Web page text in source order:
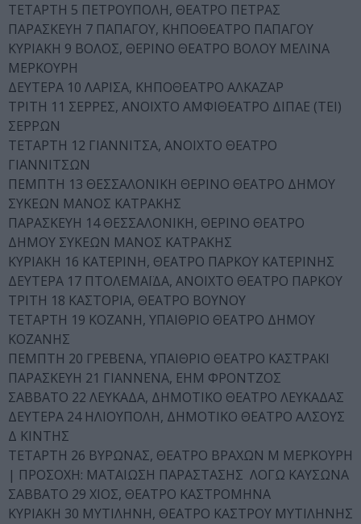
ΤΕΤΑΡΤΗ 5 ΠΕΤΡΟΥΠΟΛΗ, ΘΕΑΤΡΟ ΠΕΤΡΑΣ
ΠΑΡΑΣΚΕΥΗ 7 ΠΑΠΑΓΟΥ, ΚΗΠΟΘΕΑΤΡΟ ΠΑΠΑΓΟΥ
ΚΥΡΙΑΚΗ 9 ΒΟΛΟΣ, ΘΕΡΙΝΟ ΘΕΑΤΡΟ ΒΟΛΟΥ ΜΕΛΙΝΑ
ΜΕΡΚΟΥΡΗ
ΔΕΥΤΕΡΑ 10 ΛΑΡΙΣΑ, ΚΗΠΟΘΕΑΤΡΟ ΑΛΚΑΖΑΡ
ΤΡΙΤΗ 11 ΣΕΡΡΕΣ, ΑΝΟΙΧΤΟ ΑΜΦΙΘΕΑΤΡΟ ΔΙΠΑΕ (ΤΕΙ)
ΣΕΡΡΩΝ
ΤΕΤΑΡΤΗ 12 ΓΙΑΝΝΙΤΣΑ, ΑΝΟΙΧΤΟ ΘΕΑΤΡΟ
ΓΙΑΝΝΙΤΣΩΝ
ΠΕΜΠΤΗ 13 ΘΕΣΣΑΛΟΝΙΚΗ ΘΕΡΙΝΟ ΘΕΑΤΡΟ ΔΗΜΟΥ
ΣΥΚΕΩΝ ΜΑΝΟΣ ΚΑΤΡΑΚΗΣ
ΠΑΡΑΣΚΕΥΗ 14 ΘΕΣΣΑΛΟΝΙΚΗ, ΘΕΡΙΝΟ ΘΕΑΤΡΟ
ΔΗΜΟΥ ΣΥΚΕΩΝ ΜΑΝΟΣ ΚΑΤΡΑΚΗΣ
ΚΥΡΙΑΚΗ 16 ΚΑΤΕΡΙΝΗ, ΘΕΑΤΡΟ ΠΑΡΚΟΥ ΚΑΤΕΡΙΝΗΣ
ΔΕΥΤΕΡΑ 17 ΠΤΟΛΕΜΑΪΔΑ, ΑΝΟΙΧΤΟ ΘΕΑΤΡΟ ΠΑΡΚΟΥ
ΤΡΙΤΗ 18 ΚΑΣΤΟΡΙΑ, ΘΕΑΤΡΟ ΒΟΥΝΟΥ
ΤΕΤΑΡΤΗ 19 ΚΟΖΑΝΗ, ΥΠΑΙΘΡΙΟ ΘΕΑΤΡΟ ΔΗΜΟΥ
ΚΟΖΑΝΗΣ
ΠΕΜΠΤΗ 20 ΓΡΕΒΕΝΑ, ΥΠΑΙΘΡΙΟ ΘΕΑΤΡΟ ΚΑΣΤΡΑΚΙ
ΠΑΡΑΣΚΕΥΗ 21 ΓΙΑΝΝΕΝΑ, ΕΗΜ ΦΡΟΝΤΖΟΣ
ΣΑΒΒΑΤΟ 22 ΛΕΥΚΑΔΑ, ΔΗΜΟΤΙΚΟ ΘΕΑΤΡΟ ΛΕΥΚΑΔΑΣ
ΔΕΥΤΕΡΑ 24 ΗΛΙΟΥΠΟΛΗ, ΔΗΜΟΤΙΚΟ ΘΕΑΤΡΟ ΑΛΣΟΥΣ
Δ ΚΙΝΤΗΣ
ΤΕΤΑΡΤΗ 26 ΒΥΡΩΝΑΣ, ΘΕΑΤΡΟ ΒΡΑΧΩΝ Μ ΜΕΡΚΟΥΡΗ
| ΠΡΟΣΟΧΗ: ΜΑΤΑΙΩΣΗ ΠΑΡΑΣΤΑΣΗΣ ΛΟΓΩ ΚΑΥΣΩΝΑ
ΣΑΒΒΑΤΟ 29 ΧΙΟΣ, ΘΕΑΤΡΟ ΚΑΣΤΡΟΜΗΝΑ
ΚΥΡΙΑΚΗ 30 ΜΥΤΙΛΗΝΗ, ΘΕΑΤΡΟ ΚΑΣΤΡΟΥ ΜΥΤΙΛΗΝΗΣ